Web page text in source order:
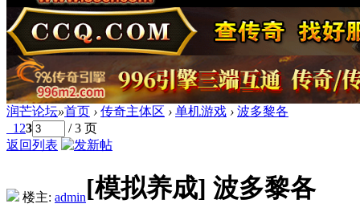
润芒论坛»首页 › 传奇主体区 › 单机游戏 › 波多黎各
1 23
/ 3 页
返回列表
楼主: admin[模拟养成] 波多黎各